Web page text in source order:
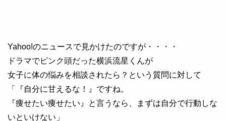
Yahoo!のニュースで見かけたのですが・・・・
ドラマでピンク頭だった横浜流星くんが
女子に体の悩みを相談されたら？という質問に対して
「『自分に甘えるな！』ですね。
『痩せたい痩せたい』と言うなら、まずは自分で行動しな
いといけない」